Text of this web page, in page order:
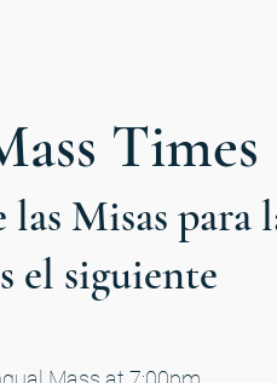
Times
Misas para
el siguiente